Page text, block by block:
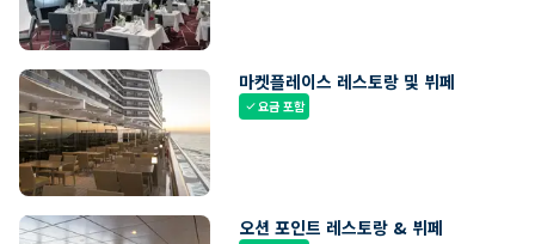
마켓플레이스 레스토랑 및 뷔페
check요금 포함
오션 포인트 레스토랑 & 뷔페